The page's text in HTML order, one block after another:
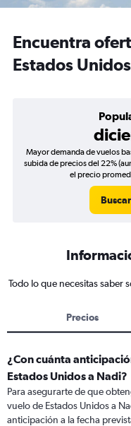
Encuentra
Estados
Mayor demanda de vuelos
subida de precios del 22%
el precio
Todo lo que necesitas saber
Precios
¿Con cuánta
Estados Unidos a Nadi?
Para asegurarte de que
vuelo de Estados Unidos a
anticipación a la fecha